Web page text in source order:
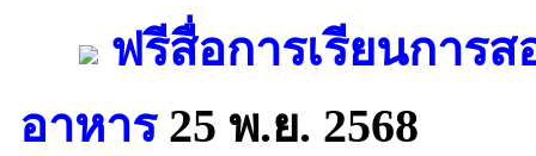
ฟรีสื่อการเรียนการ
อาหาร25 พ.ย. 2568